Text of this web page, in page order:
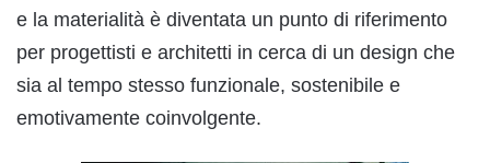
e la materialità è diventata un punto di riferimento
per progettisti e architetti in cerca di un design che
sia al tempo stesso funzionale, sostenibile e
emotivamente coinvolgente.